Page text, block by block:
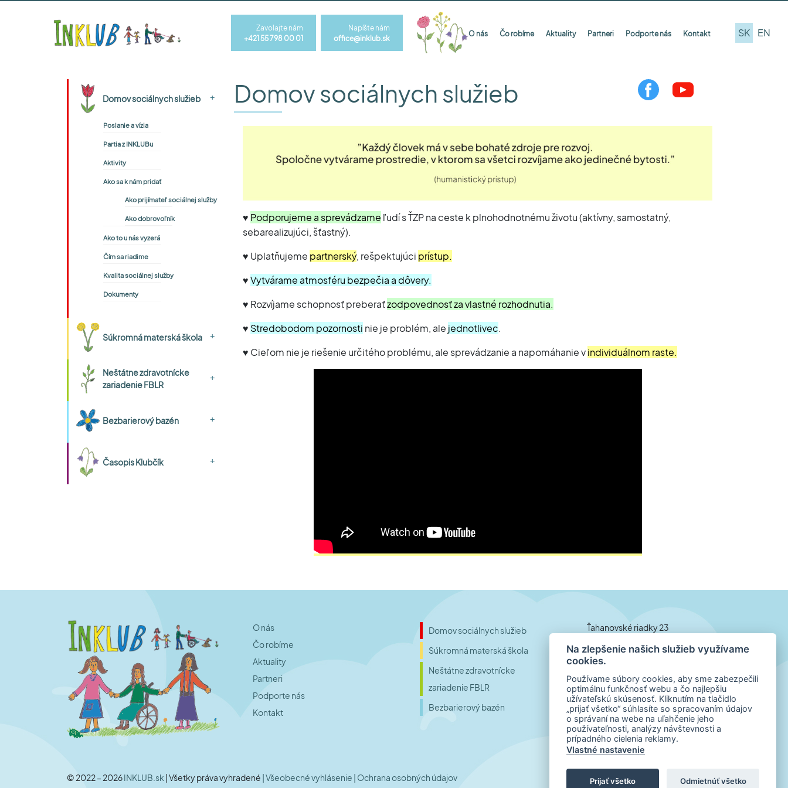
Zavolajte nám
+421 55 798 00 01
Napíšte nám
office@inklub.sk
O nás Čo robíme Aktuality Partneri Podporte nás Kontakt SK EN
Domov sociálnych služieb +
Poslanie a vízia
Partia z INKLUBu
Aktivity
Ako sa k nám pridať
Ako prijímateľ sociálnej služby
Ako dobrovoľník
Ako to u nás vyzerá
Čím sa riadime
Kvalita sociálnej služby
Dokumenty
Súkromná materská škola +
Neštátne zdravotnícke
zariadenie FBLR
+
Bezbarierový bazén +
Časopis Klubčík +
Domov sociálnych služieb
♥ Podporujeme a sprevádzame ľudí s ŤZP na ceste k plnohodnotnému životu (aktívny, samostatný,
sebarealizujúci, šťastný).
♥ Uplatňujeme partnerský, rešpektujúci prístup.
♥Vytvárame atmosféru bezpečia a dôvery.
♥ Rozvíjame schopnosť preberaťzodpovednosť za vlastné rozhodnutia.
♥ Stredobodom pozornosti nie je problém, ale jednotlivec.
♥ Cieľom nie je riešenie určitého problému, ale sprevádzanie a napomáhanie vindividuálnom raste.
O nás
Čo robíme
Aktuality
Partneri
Podporte nás
Kontakt
Domov sociálnych služieb
Súkromná materská škola
Neštátne zdravotnícke
zariadenie FBLR
Bezbarierový bazén
Ťahanovské riadky 23
040 01 Košice
Slovensko
Telefónne číslo
+421 55 798 00 01
E-mail
office@inklub.sk
© 2022 – 2026INKLUB.sk | Všetky práva vyhradené | Všeobecné vyhlásenie | Ochrana osobných údajov
Na zlepšenie našich služieb využívame
cookies.
Používame súbory cookies, aby sme zabezpečili
optimálnu funkčnosť webu a čo najlepšiu
užívateľskú skúsenosť. Kliknutím na tlačidlo
„prijať všetko“ súhlasíte so spracovaním údajov
o správaní na webe na uľahčenie jeho
používateľnosti, analýzy návštevnosti a
prípadného cielenia reklamy.
Vlastné nastavenie
Prijať všetko Odmietnúť všetko